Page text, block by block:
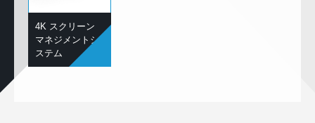
4K スクリーン
マネジメントシ
ステム